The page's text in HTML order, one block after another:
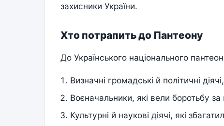
захисники України.
Хто потрапить до Пантеону
До Українського національного
Визначні громадські й політичні
Воєначальники, які вели боротьбу за
Культурні й наукові діячі, які